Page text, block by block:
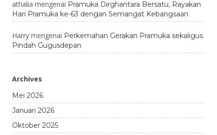
athalia mengenai Pramuka Dirghantara Bersatu, Rayakan
Hari Pramuka ke-63 dengan Semangat Kebangsaan
Harry mengenai Perkemahan Gerakan Pramuka sekaligus
Pindah Gugusdepan
Archives
Mei 2026
Januari 2026
Oktober 2025